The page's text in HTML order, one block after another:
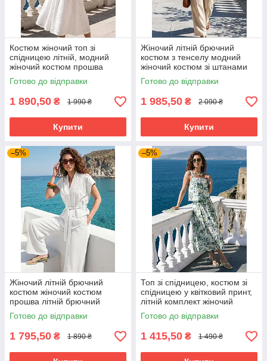
Костюм жіночий топ зі
спідницею літній, модний
жіночий костюм прошва
молочний міді 44-50 розміри
Готово до відправки
1 890,50 ₴ 1 990 ₴
Купити
Жіночий літній брючний
костюм з тенселу модний
жіночий костюм зі штанами
на літо вільний бежевий 44-
50 розміри
Готово до відправки
1 985,50 ₴ 2 090 ₴
Купити
–5%
Жіночий літній брючний
костюм жіночий костюм
прошва літній брючний
костюм натуральні тканини
преміум молочний 46-54
Готово до відправки
1 795,50 ₴ 1 890 ₴
–5%
Топ зі спідницею, костюм зі
спідницею у квітковий принт,
літній комплект жіночий
спідниця з топом штапель
44-50 розміри зелений
Готово до відправки
1 415,50 ₴ 1 490 ₴